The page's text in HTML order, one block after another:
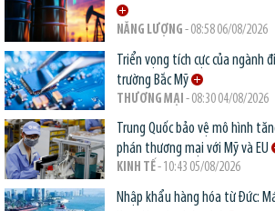
NĂNG LƯỢNG - 08:58 06/08/2026
Triển vọng tích cực của ngành
trường Bắc Mỹ
THƯƠNG MẠI - 08:30 04/08/2026
Trung Quốc bảo vệ mô hình
phán thương mại với Mỹ và EU
KINH TẾ- 10:43 05/08/2026
Nhập khẩu hàng hóa từ Đức: